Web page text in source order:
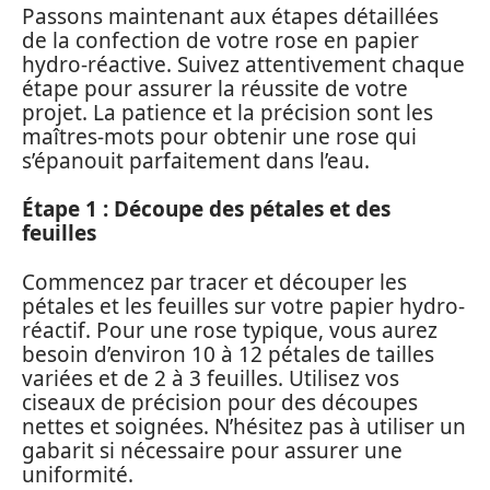
Passons maintenant aux étapes détaillées
de la confection de votre rose en papier
hydro-réactive. Suivez attentivement chaque
étape pour assurer la réussite de votre
projet. La patience et la précision sont les
maîtres-mots pour obtenir une rose qui
s’épanouit parfaitement dans l’eau.
Étape 1 : Découpe des pétales et des
feuilles
Commencez par tracer et découper les
pétales et les feuilles sur votre papier hydro-
réactif. Pour une rose typique, vous aurez
besoin d’environ 10 à 12 pétales de tailles
variées et de 2 à 3 feuilles. Utilisez vos
ciseaux de précision pour des découpes
nettes et soignées. N’hésitez pas à utiliser un
gabarit si nécessaire pour assurer une
uniformité.